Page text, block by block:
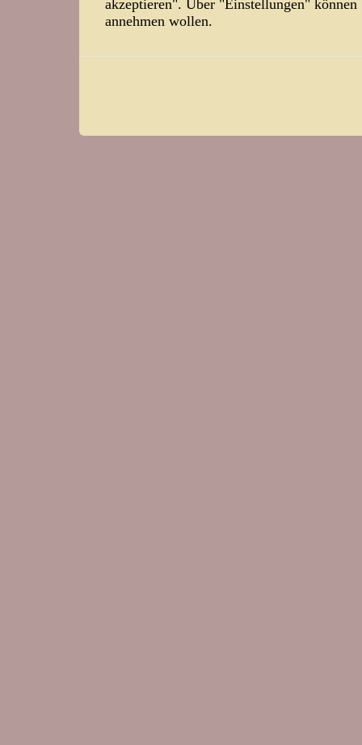
akzeptieren". Über "Einstellungen"
annehmen wollen.